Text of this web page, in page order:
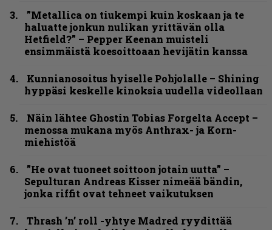
”Metallica on tiukempi kuin koskaan ja te
haluatte jonkun nulikan yrittävän olla
Hetfield?” – Pepper Keenan muisteli
ensimmäistä koesoittoaan hevijätin kanssa
Kunnianosoitus hyiselle Pohjolalle – Shining
hyppäsi keskelle kinoksia uudella videollaan
Näin lähtee Ghostin Tobias Forgelta Accept –
menossa mukana myös Anthrax- ja Korn-
miehistöä
”He ovat tuoneet soittoon jotain uutta” –
Sepulturan Andreas Kisser nimeää bändin,
jonka riffit ovat tehneet vaikutuksen
Thrash ’n’ roll -yhtye Madred ryydittää